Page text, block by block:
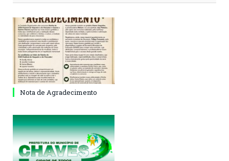
Nota de Agradecimento